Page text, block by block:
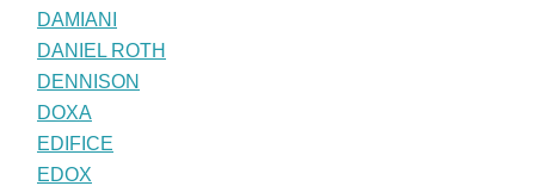
DAMIANI
DANIEL ROTH
DENNISON
DOXA
EDIFICE
EDOX